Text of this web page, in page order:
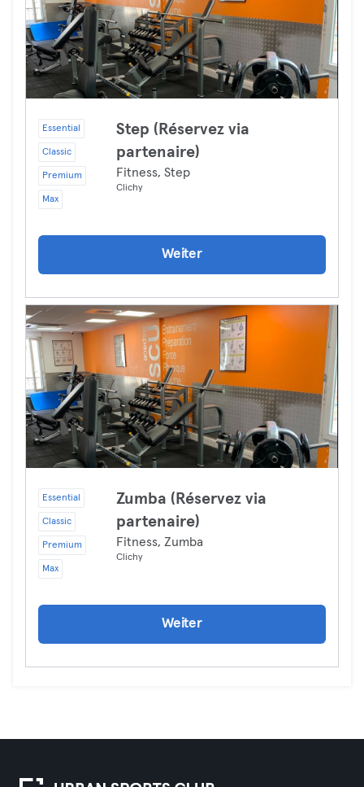
Essential
Classic
Premium
Max
Step (Réservez via
partenaire)
Fitness, Step
Clichy
Weiter
Essential
Classic
Premium
Max
Zumba (Réservez via
partenaire)
Fitness, Zumba
Clichy
Weiter